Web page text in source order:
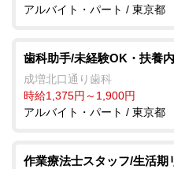
アルバイト・パート / 東京都
歯科助手/未経験OK・扶養
成増北口通り歯科
時給1,375円～1,900円
アルバイト・パート / 東京都
作業療法士スタッフ/生活期